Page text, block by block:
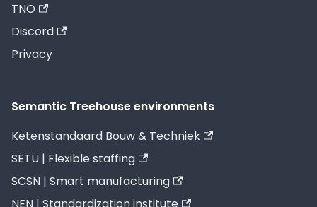
TNO
Discord
Privacy
Semantic Treehouse environments
Ketenstandaard Bouw & Techniek
SETU | Flexible staffing
SCSN | Smart manufacturing